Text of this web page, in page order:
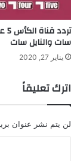
سات والنايل سات
يناير 27, 2020
اترك تعليقاً
لن يتم نشر عنوان